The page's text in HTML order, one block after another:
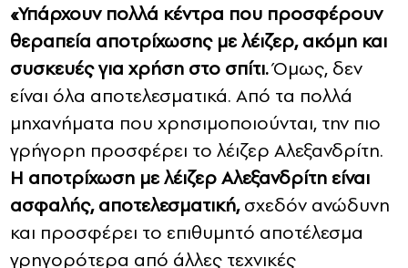
«Υπάρχουν πολλά κέντρα που προσφέρουν
θεραπεία αποτρίχωσης με λέιζερ, ακόμη και
συσκευές για χρήση στο σπίτι.Όμως, δεν
είναι όλα αποτελεσματικά. Από τα πολλά
μηχανήματα που χρησιμοποιούνται, την πιο
γρήγορη προσφέρει το λέιζερ Αλεξανδρίτη.
Η αποτρίχωση με λέιζερ Αλεξανδρίτη είναι
ασφαλής, αποτελεσματική,σχεδόν ανώδυνη
και προσφέρει το επιθυμητό αποτέλεσμα
γρηγορότερα από άλλες τεχνικές